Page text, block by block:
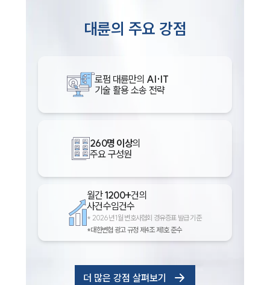
대륜의 주요 강점
로펌 대륜만의 AI·IT
기술 활용 소송 전략
260명 이상의
주요 구성원
월간1200+건의
사건수임건수
* 2026년 1월 변호사협회 경유증표 발급 기준
*대한변협 광고 규정 제4조 제1호 준수
더 많은 강점 살펴보기